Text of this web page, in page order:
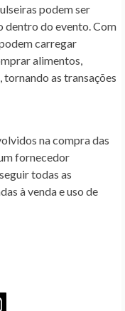
podem ser
dentro do evento. Com
carregar
alimentos,
as transações
na compra das
fornecedor
todas as
à venda e uso de